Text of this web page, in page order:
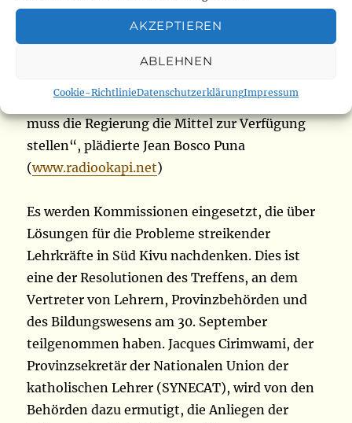
AKZEPTIEREN
ABLEHNEN
Cookie-RichtlinieDatenschutzerklärungImpressum
Grundrecht ist, so der Gewerkschafter. „Der
nachkommen. Und wir arbeiten daran, die
Grundausbildung zu konsolidieren. Und jetzt
muss die Regierung die Mittel zur Verfügung
stellen“, plädierte Jean Bosco Puna
(www.radiookapi.net)
Es werden Kommissionen eingesetzt, die über
Lösungen für die Probleme streikender
Lehrkräfte in Süd Kivu nachdenken. Dies ist
eine der Resolutionen des Treffens, an dem
Vertreter von Lehrern, Provinzbehörden und
des Bildungswesens am 30. September
teilgenommen haben. Jacques Cirimwami, der
Provinzsekretär der Nationalen Union der
katholischen Lehrer (SYNECAT), wird von den
Behörden dazu ermutigt, die Anliegen der